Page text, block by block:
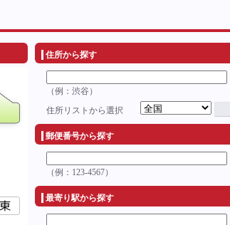
住所から探す
（例：渋谷）
住所リストから選択
郵便番号から探す
（例：123-4567）
最寄り駅から探す